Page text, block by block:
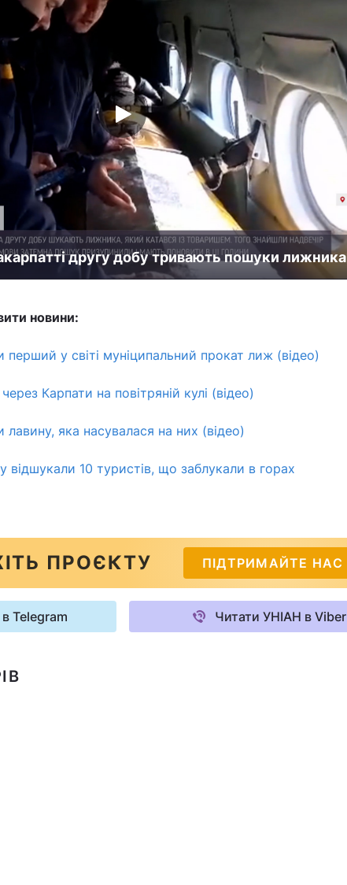
другу добу тривають пошуки лижника
новини:
перший у світі муніципальний прокат лиж (відео)
Карпати на повітряній кулі (відео)
яка насувалася на них (відео)
відшукали 10 туристів, що заблукали в горах
ПРОЄКТУ ПІДТРИМАЙТЕ НАС
Telegram Читати УНІАН в Viber